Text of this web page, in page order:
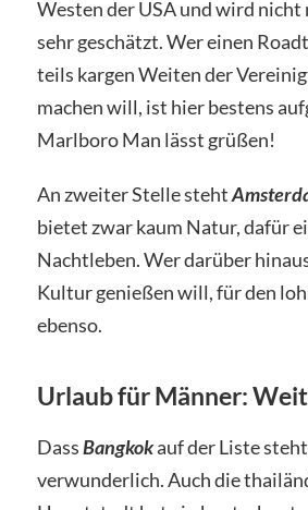
Westen der USA und wird nicht
sehr geschätzt. Wer einen
teils kargen Weiten der
machen will, ist hier bestens
Marlboro Man lässt grüßen!
An zweiter Stelle steht
bietet zwar kaum Natur, dafür
Nachtleben. Wer darüber
Kultur genießen will, für den
ebenso.
Urlaub für Männer:
DassBangkokauf der Liste
verwunderlich. Auch die